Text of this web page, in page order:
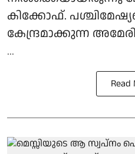
കിക്കോഫ്.
കേന്ദ്രമാക്കുന്ന
...
Read